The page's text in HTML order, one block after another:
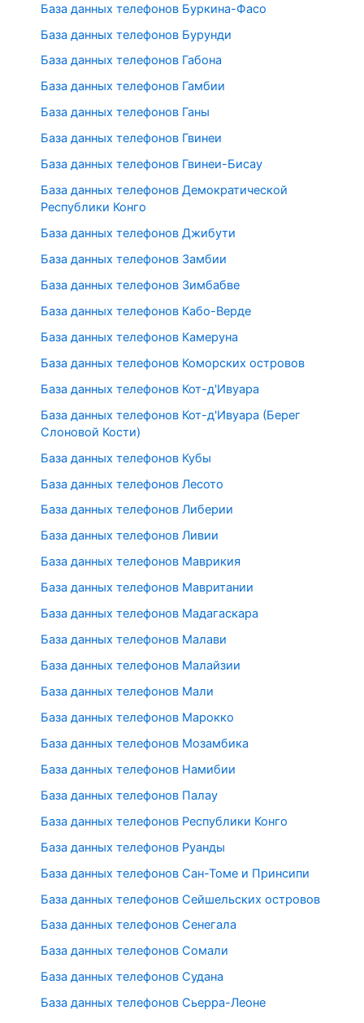
База данных телефонов Буркина-Фасо
База данных телефонов Бурунди
База данных телефонов Габона
База данных телефонов Гамбии
База данных телефонов Ганы
База данных телефонов Гвинеи
База данных телефонов Гвинеи-Бисау
База данных телефонов Демократической
Республики Конго
База данных телефонов Джибути
База данных телефонов Замбии
База данных телефонов Зимбабве
База данных телефонов Кабо-Верде
База данных телефонов Камеруна
База данных телефонов Коморских островов
База данных телефонов Кот-д'Ивуара
База данных телефонов Кот-д'Ивуара (Берег
Слоновой Кости)
База данных телефонов Кубы
База данных телефонов Лесото
База данных телефонов Либерии
База данных телефонов Ливии
База данных телефонов Маврикия
База данных телефонов Мавритании
База данных телефонов Мадагаскара
База данных телефонов Малави
База данных телефонов Малайзии
База данных телефонов Мали
База данных телефонов Марокко
База данных телефонов Мозамбика
База данных телефонов Намибии
База данных телефонов Палау
База данных телефонов Республики Конго
База данных телефонов Руанды
База данных телефонов Сан-Томе и Принсипи
База данных телефонов Сейшельских островов
База данных телефонов Сенегала
База данных телефонов Сомали
База данных телефонов Судана
База данных телефонов Сьерра-Леоне